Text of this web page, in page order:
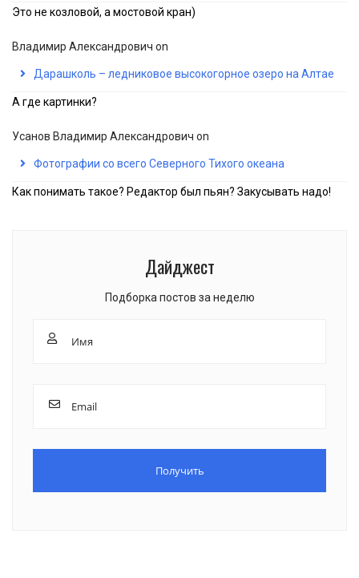
Это не козловой, а мостовой кран)
Владимир Александрович on
Дарашколь – ледниковое высокогорное озеро на Алтае
А где картинки?
Усанов Владимир Александрович on
Фотографии со всего Северного Тихого океана
Как понимать такое? Редактор был пьян? Закусывать надо!
Дайджест
Подборка постов за неделю